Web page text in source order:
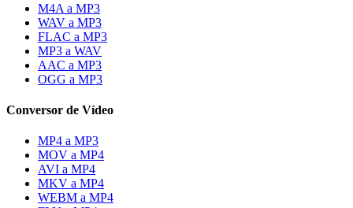
M4A a MP3
WAV a MP3
FLAC a MP3
MP3 a WAV
AAC a MP3
OGG a MP3
Conversor de Vídeo
MP4 a MP3
MOV a MP4
AVI a MP4
MKV a MP4
WEBM a MP4